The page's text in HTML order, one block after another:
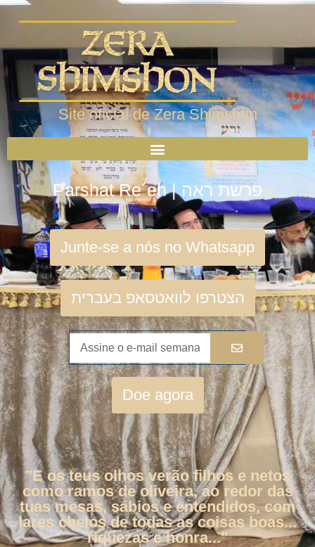
Site oficial de Zera Shimshon
Parshat Re´eh | פרשת ראה
Junte-se a nós no Whatsapp
הצטרפו לוואטסאפ בעברית
Doe agora
"E os teus olhos verão filhos e netos
como ramos de oliveira, ao redor das
tuas mesas, sábios e entendidos, com
lares cheios de todas as coisas boas...
riquezas e honra..."